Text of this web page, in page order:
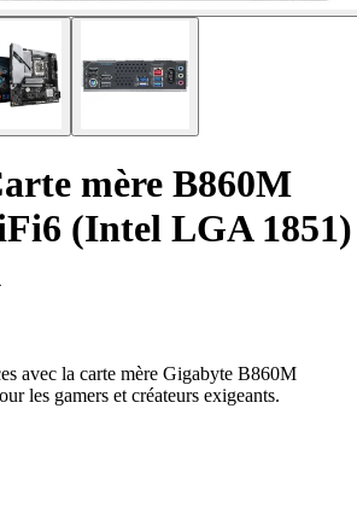
mère B860M
(Intel LGA 1851)
avec la carte mère Gigabyte B860M
les gamers et créateurs exigeants.